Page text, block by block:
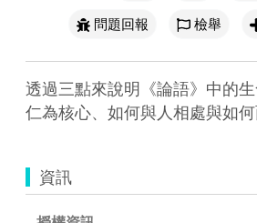
問題回報
檢舉
透過三點來說明《論語》中的
仁為核心、如何與人相處與如
資訊